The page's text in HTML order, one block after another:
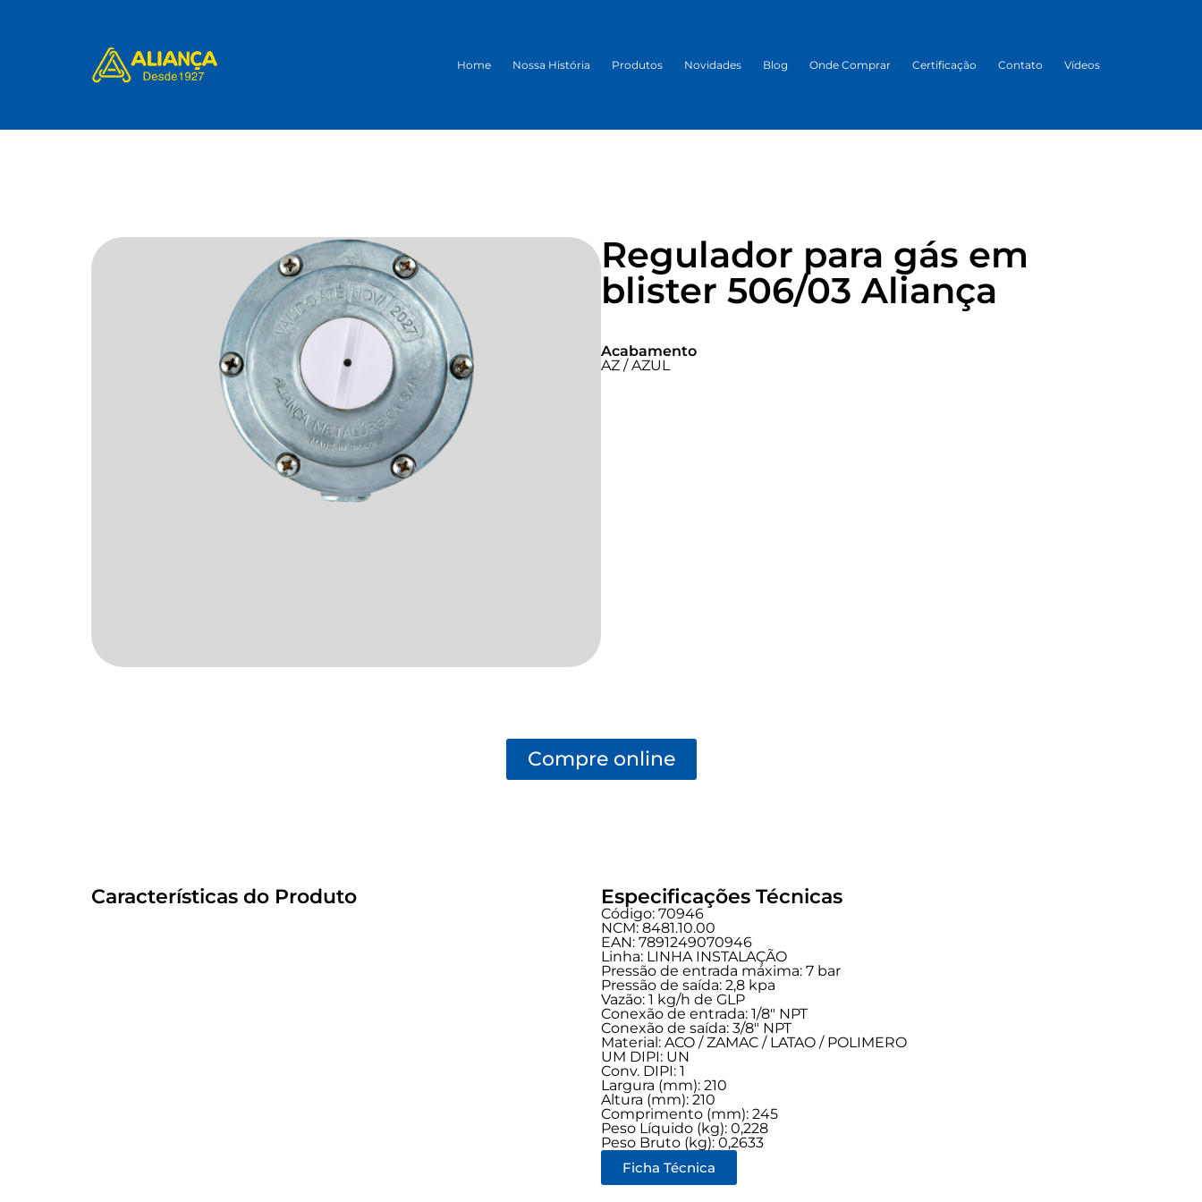
Home Nossa História Produtos Novidades Blog Onde Comprar Certificação Contato Vídeos
Regulador para gás em
blister 506/03 Aliança
Acabamento
AZ / AZUL
Compre online
Características do Produto Especificações Técnicas
Código: 70946
NCM: 8481.10.00
EAN: 7891249070946
Linha: LINHA INSTALAÇÃO
Pressão de entrada máxima: 7 bar
Pressão de saída: 2,8 kpa
Vazão: 1 kg/h de GLP
Conexão de entrada: 1/8" NPT
Conexão de saída: 3/8" NPT
Material: ACO / ZAMAC / LATAO / POLIMERO
UM DIPI: UN
Conv. DIPI: 1
Largura (mm): 210
Altura (mm): 210
Comprimento (mm): 245
Peso Líquido (kg): 0,228
Peso Bruto (kg): 0,2633
Ficha Técnica